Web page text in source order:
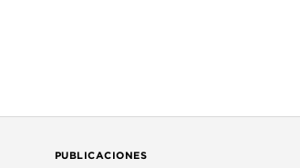
PUBLICACIONES